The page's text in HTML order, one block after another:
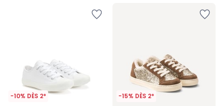
-10% DÈS 2* -15% DÈS 2*